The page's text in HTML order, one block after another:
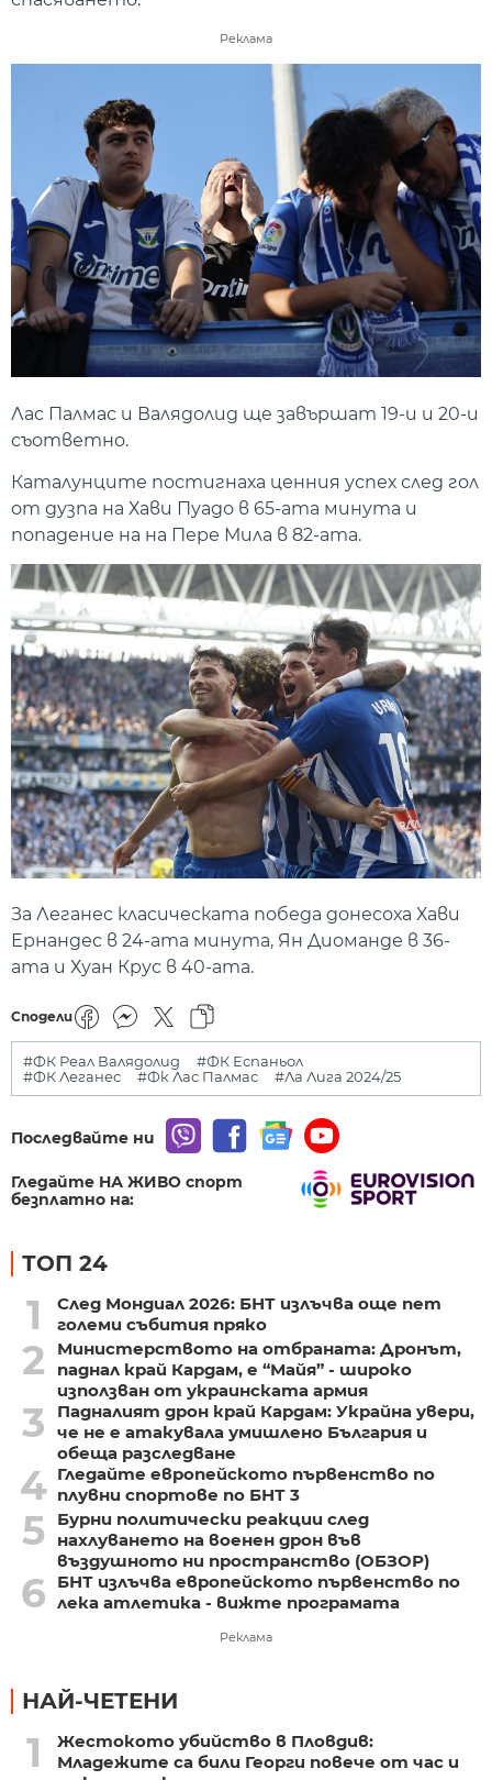
Реклама
Лас Палмас и Валядолид ще завършат 19-и и 20-и
съответно.
Каталунците постигнаха ценния успех след гол
от дузпа на Хави Пуадо в 65-ата минута и
попадение на на Пере Мила в 82-ата.
За Леганес класическата победа донесоха Хави
Ернандес в 24-ата минута, Ян Диоманде в 36-
ата и Хуан Крус в 40-ата.
Сподели
#ФК Реал Валядолид
#ФК Еспаньол
#ФК Леганес
#Фк Лас Палмас #Ла Лига 2024/25
Последвайте ни
Гледайте НА ЖИВО спорт
безплатно на:
ТОП 24
1
След Мондиал 2026: БНТ излъчва още пет
големи събития пряко
2
Министерството на отбраната: Дронът,
паднал край Кардам, е “Майя” - широко
използван от украинската армия
3
Падналият дрон край Кардам: Украйна увери,
че не е атакувала умишлено България и
обеща разследване
4 Гледайте европейското първенство по
плувни спортове по БНТ 3
5
Бурни политически реакции след
нахлуването на военен дрон във
въздушното ни пространство (ОБЗОР)
6
БНТ излъчва европейското първенство по
лека атлетика - вижте програмата
Реклама
НАЙ-ЧЕТЕНИ
1
Жестокото убийство в Пловдив:
Младежите са били Георги повече от час и